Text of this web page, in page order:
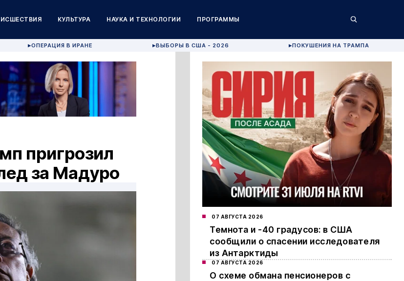
КУЛЬТУРА НАУКА И ТЕХНОЛОГИИ ПРОГРАММЫ
▶ОПЕРАЦИЯ В ИРАНЕ ▶ВЫБОРЫ В США - 2026 ▶ПОКУШЕНИЯ НА ТРАМПА
пригрозил
за Мадуро
07 АВГУСТА 2026
Темнота и -40 градусов: в США
сообщили о спасении исследователя
из Антарктиды
07 АВГУСТА 2026
О схеме обмана пенсионеров с